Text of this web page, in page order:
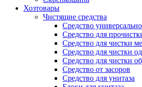
Хозтовары
Чистящие средства
Средство
Средство для
Средство для чистки
Средство для чистки
Средство для чистки
Средство от засоров
Средство для унитаза